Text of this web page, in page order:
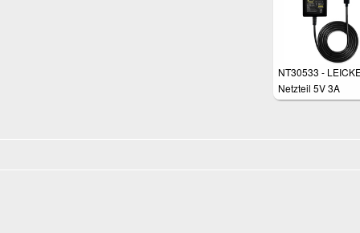
NT30533 -
Netzteil 5V 3A